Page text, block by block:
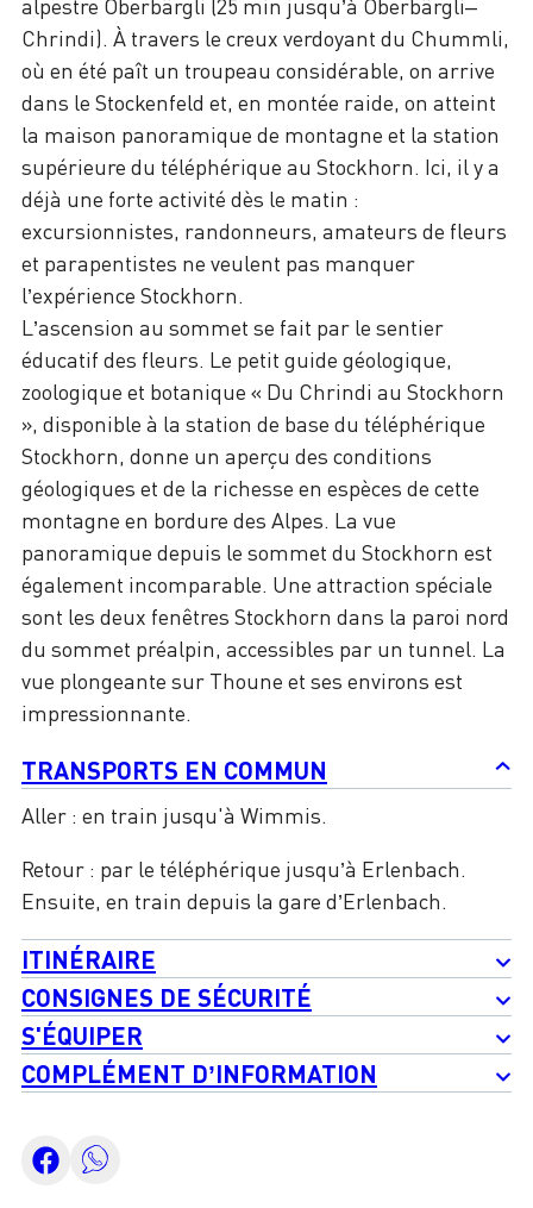
alpestre Oberbärgli (25 min jusqu’à Oberbärgli–
Chrindi). À travers le creux verdoyant du Chummli,
où en été paît un troupeau considérable, on arrive
dans le Stockenfeld et, en montée raide, on atteint
la maison panoramique de montagne et la station
supérieure du téléphérique au Stockhorn. Ici, il y a
déjà une forte activité dès le matin :
excursionnistes, randonneurs, amateurs de fleurs
et parapentistes ne veulent pas manquer
l’expérience Stockhorn.
L’ascension au sommet se fait par le sentier
éducatif des fleurs. Le petit guide géologique,
zoologique et botanique « Du Chrindi au Stockhorn
», disponible à la station de base du téléphérique
Stockhorn, donne un aperçu des conditions
géologiques et de la richesse en espèces de cette
montagne en bordure des Alpes. La vue
panoramique depuis le sommet du Stockhorn est
également incomparable. Une attraction spéciale
sont les deux fenêtres Stockhorn dans la paroi nord
du sommet préalpin, accessibles par un tunnel. La
vue plongeante sur Thoune et ses environs est
impressionnante.
TRANSPORTS EN COMMUN
Aller : en train jusqu'à Wimmis.
Retour : par le téléphérique jusqu’à Erlenbach.
Ensuite, en train depuis la gare d’Erlenbach.
ITINÉRAIRE
CONSIGNES DE SÉCURITÉ
S'ÉQUIPER
COMPLÉMENT D’INFORMATION